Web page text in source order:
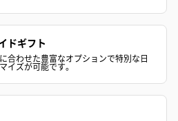
届けします。
ドギフト
合わせた豊富なオプションで特別な日
イズが可能です。